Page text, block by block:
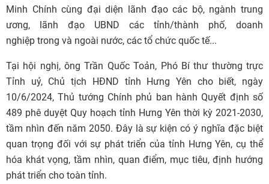
Minh Chính cùng đại diện lãnh đạo các bộ, ngành trung
ương, lãnh đạo UBND các tỉnh/thành phố, doanh
nghiệp trong và ngoài nước, các tổ chức quốc tế...
Tại hội nghị, ông Trần Quốc Toản, Phó Bí thư thường trực
Tỉnh uỷ, Chủ tịch HĐND tỉnh Hưng Yên cho biết, ngày
10/6/2024, Thủ tướng Chính phủ ban hành Quyết định số
489 phê duyệt Quy hoạch tỉnh Hưng Yên thời kỳ 2021-2030,
tầm nhìn đến năm 2050. Đây là sự kiện có ý nghĩa đặc biệt
quan trọng đối với sự phát triển của tỉnh Hưng Yên, cụ thể
hóa khát vọng, tầm nhìn, quan điểm, mục tiêu, định hướng
phát triển cho toàn tỉnh.